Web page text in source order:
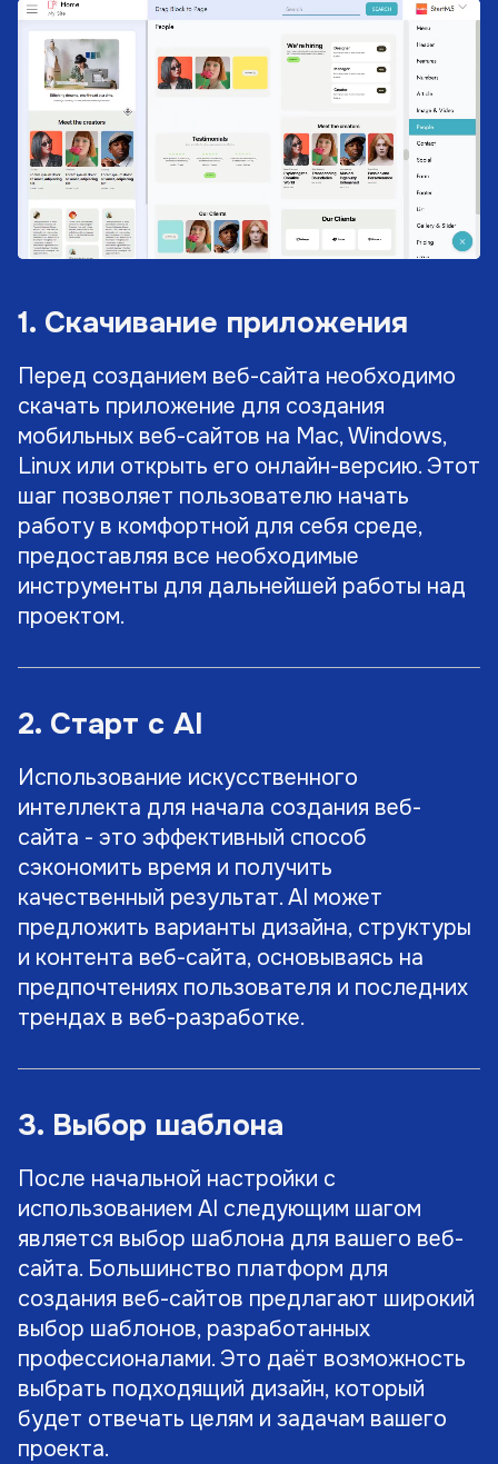
1. Скачивание приложения
Перед созданием веб-сайта необходимо
скачать приложение для создания
мобильных веб-сайтов на Mac, Windows,
Linux или открыть его онлайн-версию. Этот
шаг позволяет пользователю начать
работу в комфортной для себя среде,
предоставляя все необходимые
инструменты для дальнейшей работы над
проектом.
2. Старт с AI
Использование искусственного
интеллекта для начала создания веб-
сайта - это эффективный способ
сэкономить время и получить
качественный результат. AI может
предложить варианты дизайна, структуры
и контента веб-сайта, основываясь на
предпочтениях пользователя и последних
трендах в веб-разработке.
3. Выбор шаблона
После начальной настройки с
использованием AI следующим шагом
является выбор шаблона для вашего веб-
сайта. Большинство платформ для
создания веб-сайтов предлагают широкий
выбор шаблонов, разработанных
профессионалами. Это даёт возможность
выбрать подходящий дизайн, который
будет отвечать целям и задачам вашего
проекта.